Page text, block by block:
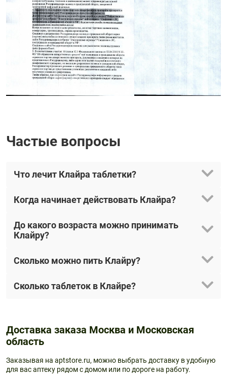
Частые вопросы
Что лечит Клайра таблетки?
Когда начинает действовать Клайра?
До какого возраста можно принимать
Клайру?
Сколько можно пить Клайру?
Сколько таблеток в Клайре?
Доставка заказа Москва и Московская
область
Заказывая на aptstore.ru, можно выбрать доставку в удобную
для вас аптеку рядом с домом или по дороге на работу.